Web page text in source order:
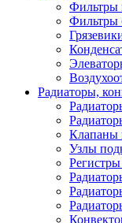
Фильтры
Фильтры
Радиаторы,
Клапаны
Узлы